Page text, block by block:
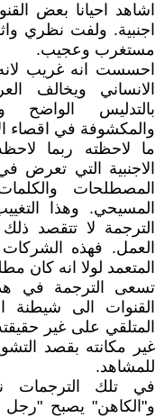
اشاهد احيانا بعض
اجنبية. ولفت نظري
مستغرب وعجيب.
احسست انه غريب
الانساني ويخالف
بالتدليس الواضح
والمكشوفة في اقصاء
ما لاحظته ربما
الاجنبية التي تعرض
المصطلحات
المسيحي. وهذا
الترجمة لا تتقصد
العمل. فهذه
المتعمد لولا انه كان
تسعى الترجمة في
القنوات الى شيطنة
المتلقي على غير
غير مكانته بقصد
للمشاهد.
في تلك الترجمات
و"الكاهن" يصبح